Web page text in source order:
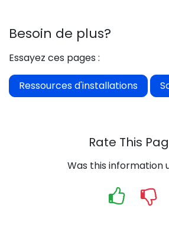
Besoin de plus?
Essayez ces pages :
Ressources d'installations
Rate This
Was this information